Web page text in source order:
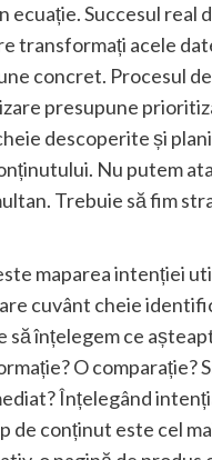
ecuație. Succesul real
transformați acele
concret. Procesul de
presupune
descoperite și
Nu putem
Trebuie să fim
maparea intenției
cuvânt cheie
să înțelegem ce
O comparație?
Înțelegând
de conținut este cel